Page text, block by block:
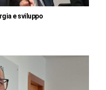
e sviluppo